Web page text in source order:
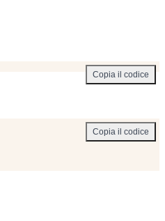
Copia il codice
Copia il codice